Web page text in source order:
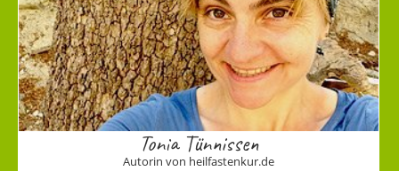
Tonia Tünnissen
Autorin von heilfastenkur.de